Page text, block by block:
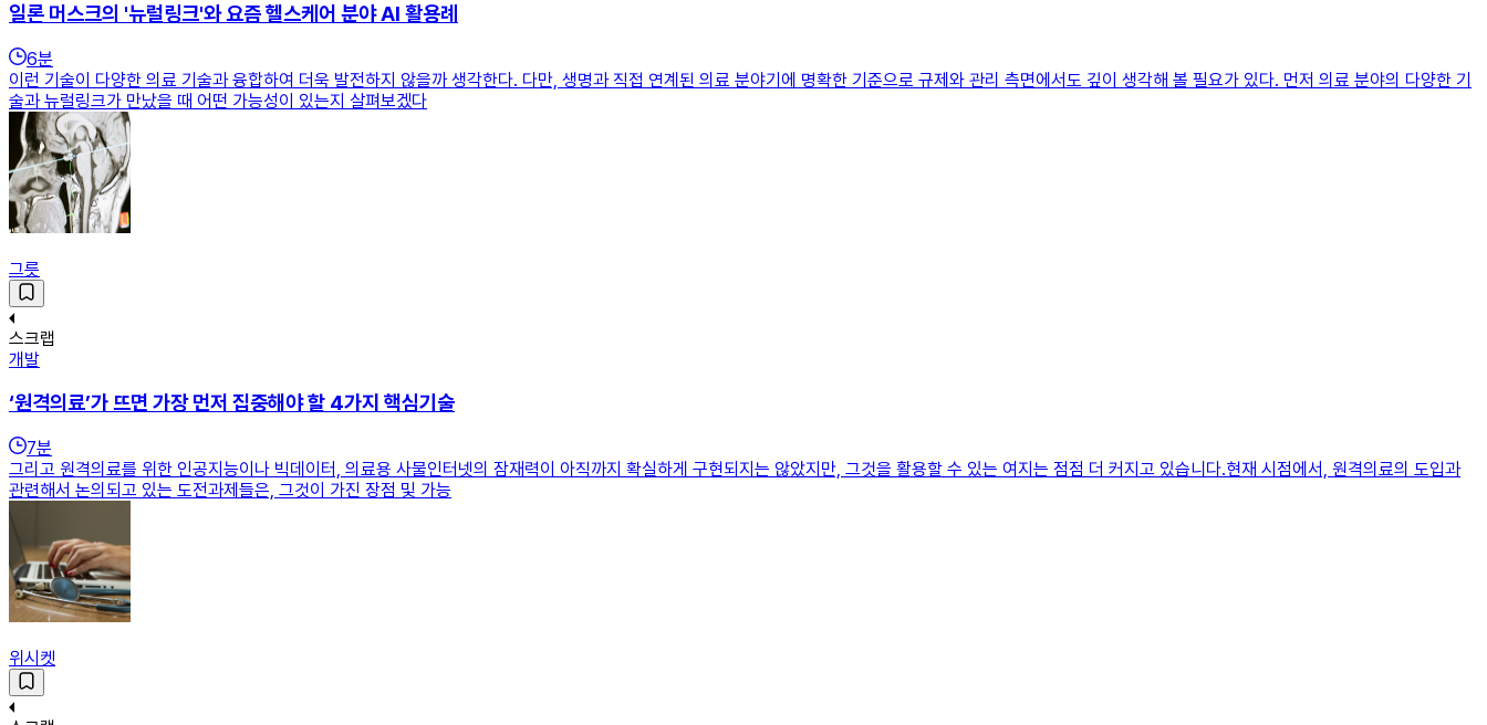
일론 머스크의 '뉴럴링크'와 요즘 헬스케어 분야 AI 활용례
6분
이런 기술이 다양한 의료 기술과 융합하여 더욱 발전하지 않을까 생각한다. 다만, 생명과 직접 연계된 의료 분야기에 명확한 기준으로 규제와 관리 측면에서도 깊이 생각해 볼 필요가 있다. 먼저 의료 분야의 다양한 기
술과 뉴럴링크가 만났을 때 어떤 가능성이 있는지 살펴보겠다
그릇
스크랩
개발
‘원격의료’가 뜨면 가장 먼저 집중해야 할 4가지 핵심기술
7분
그리고 원격의료를 위한 인공지능이나 빅데이터, 의료용 사물인터넷의 잠재력이 아직까지 확실하게 구현되지는 않았지만, 그것을 활용할 수 있는 여지는 점점 더 커지고 있습니다.​현재 시점에서, 원격의료의 도입과
관련해서 논의되고 있는 도전과제들은, 그것이 가진 장점 및 가능
위시켓